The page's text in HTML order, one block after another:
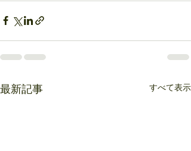
最新記事 すべて表示